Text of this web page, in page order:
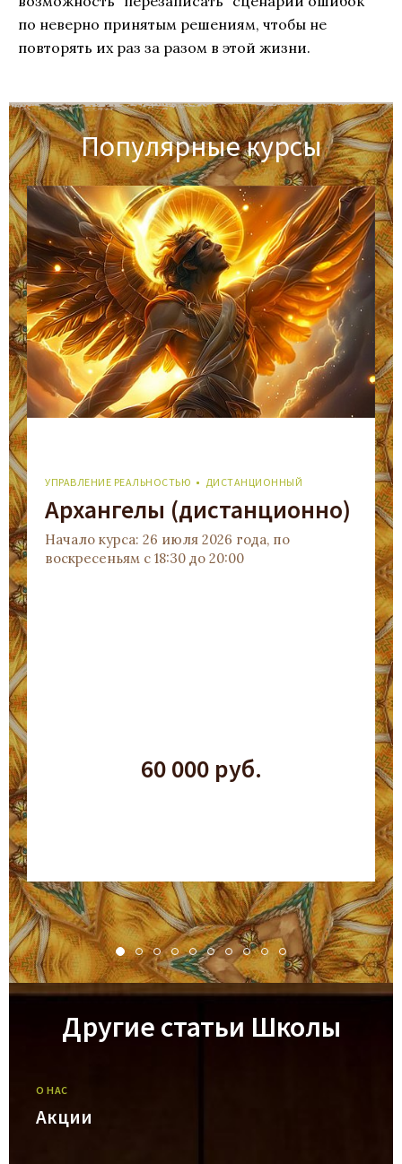
по неверно принятым решениям, чтобы не
повторять их раз за разом в этой жизни.
Популярные курсы
УПРАВЛЕНИЕ РЕАЛЬНОСТЬЮ ДИСТАНЦИОННЫЙ
Архангелы (дистанционно)
Начало курса: 26 июля 2026 года, по
воскресеньям с 18:30 до 20:00
60 000 руб.
Другие статьи Школы
О НАС
Акции